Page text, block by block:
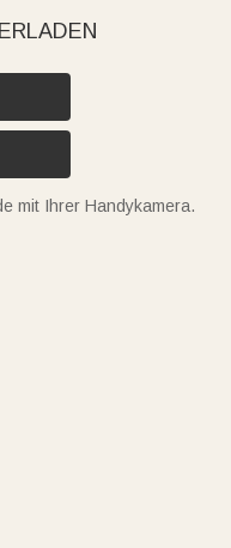
mit Ihrer Handykamera.